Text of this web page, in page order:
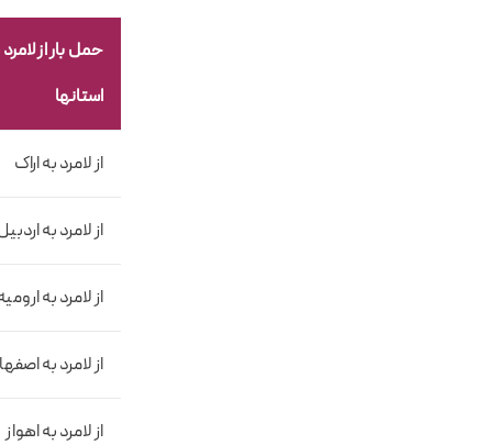
حمل بار از لامرد
استانها
از لامرد به اراک
از لامرد به
از لامرد به
از لامرد به
از لامرد به اهواز